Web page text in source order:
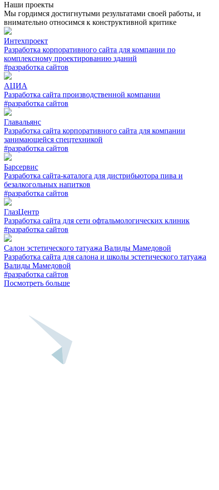
Наши проекты
Мы гордимся достигнутыми результатами своей работы, и
внимательно относимся к конструктивной критике
Интехпроект
Разработка корпоративного сайта для компании по
комплексному проектированию зданий
#разработка сайтов
АЦИА
Разработка сайта производственной компании
#разработка сайтов
Главальянс
Разработка сайта корпоративного сайта для компании
занимающейся спецтехникой
#разработка сайтов
Барсервис
Разработка сайта-каталога для дистрибьютора пива и
безалкогольных напитков
#разработка сайтов
ГлазЦентр
Разработка сайта для сети офтальмологических клиник
#разработка сайтов
Салон эстетического татуажа Валиды Мамедовой
Разработка сайта для салона и школы эстетического татуажа
Валиды Мамедовой
#разработка сайтов
Посмотреть больше